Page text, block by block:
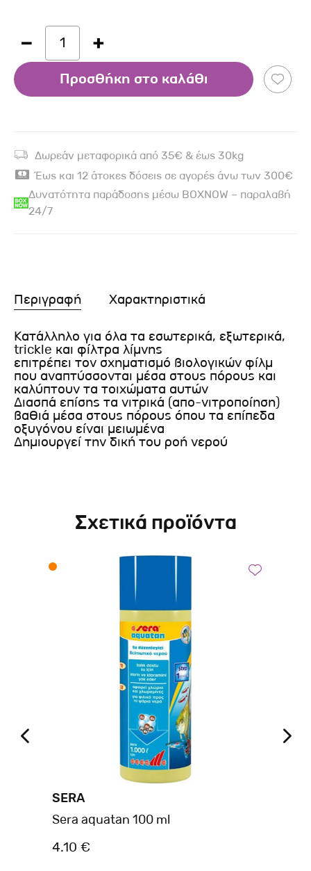
1
Προσθήκη στο καλάθι
Δωρεάν μεταφορικά από 35€ & έως 30kg
Έως και 12 άτοκες δόσεις σε αγορές άνω των 300€
Δυνατότητα παράδοσης μέσω BOXNOW – παραλαβή
24/7
Περιγραφή Χαρακτηριστικά
Κατάλληλο για όλα τα εσωτερικά, εξωτερικά,
trickle και φίλτρα λίμνης
επιτρέπει τον σχηματισμό βιολογικών φίλμ
που αναπτύσσονται μέσα στους πόρους και
καλύπτουν τα τοιχώματα αυτών
Διασπά επίσης τα νιτρικά (απο-νιτροποίηση)
βαθιά μέσα στους πόρους όπου τα επίπεδα
οξυγόνου είναι μειωμένα
Δημιουργεί την δική του ροή νερού
Σχετικά προϊόντα
SERA
Sera aquatan 100 ml
4.10 €